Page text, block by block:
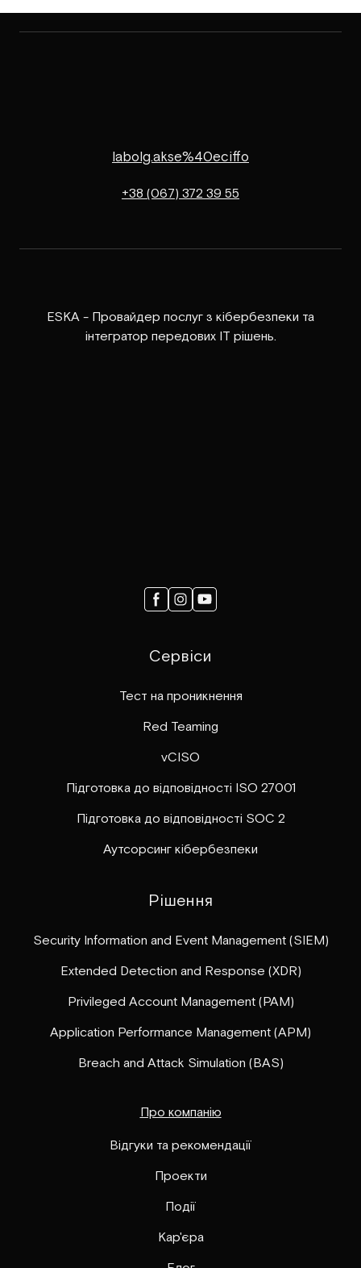
labolg.akse%40eciffo
+38 (067) 372 39 55
ESKA - Провайдер послуг з кібербезпеки та
інтегратор передових ІТ рішень.
Сервіси
Тест на проникнення
Red Teaming
vCISO
Підготовка до відповідності ISO 27001
Підготовка до відповідності SOC 2
Аутсорсинг кібербезпеки
Рішення
Security Information and Event Management (SIEM)
Extended Detection and Response (XDR)
Privileged Account Management (PAM)
Application Performance Management (APM)
Breach and Attack Simulation (BAS)
Про компанію
Відгуки та рекомендації
Проекти
Події
Кар'єра